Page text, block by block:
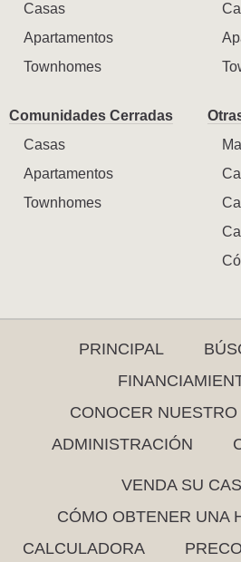
Casas
Apartamentos
Townhomes
Comunidades Cerradas
Casas
Apartamentos
Townhomes
PRINCIPAL
CONOCER
ADMINISTRACIÓN
VENDA SU
CÓMO OBTENER UNA
CALCULADORA